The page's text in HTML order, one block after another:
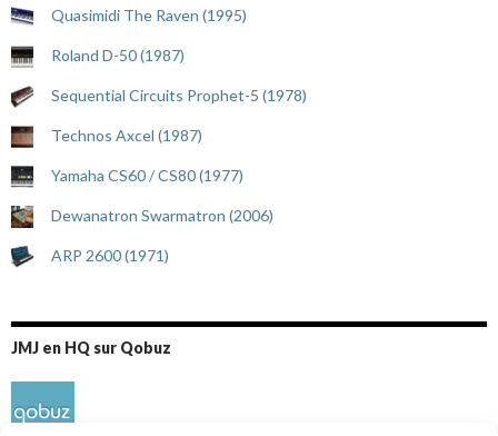
Quasimidi The Raven (1995)
Roland D-50 (1987)
Sequential Circuits Prophet-5 (1978)
Technos Axcel (1987)
Yamaha CS60 / CS80 (1977)
Dewanatron Swarmatron (2006)
ARP 2600 (1971)
JMJ en HQ sur Qobuz